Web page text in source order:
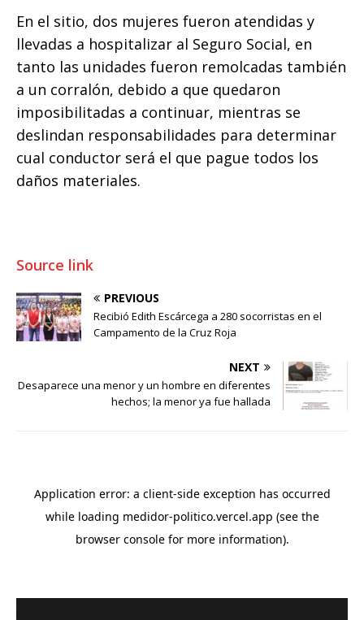
En el sitio, dos mujeres fueron atendidas y
llevadas a hospitalizar al Seguro Social, en
tanto las unidades fueron remolcadas también
a un corralón, debido a que quedaron
imposibilitadas a continuar, mientras se
deslindan responsabilidades para determinar
cual conductor será el que pague todos los
daños materiales.
Source link
PREVIOUS
Recibió Edith Escárcega a 280 socorristas en el
Campamento de la Cruz Roja
NEXT
Desaparece una menor y un hombre en diferentes
hechos; la menor ya fue hallada